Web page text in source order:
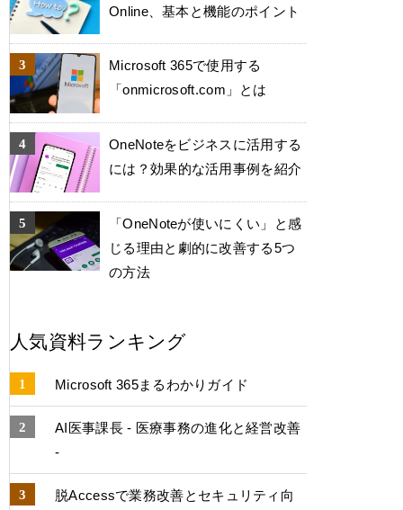
Online、基本と機能のポイント
Microsoft 365で使用する
「onmicrosoft.com」とは
OneNoteをビジネスに活用する
には？効果的な活用事例を紹介
「OneNoteが使いにくい」と感
じる理由と劇的に改善する5つ
の方法
人気資料ランキング
Microsoft 365まるわかりガイド
AI医事課長 - 医療事務の進化と経営改善
-
脱Accessで業務改善とセキュリティ向